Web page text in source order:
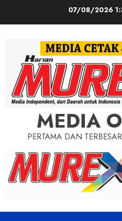
07/08/2026
MEDIA
PERTAMA DAN